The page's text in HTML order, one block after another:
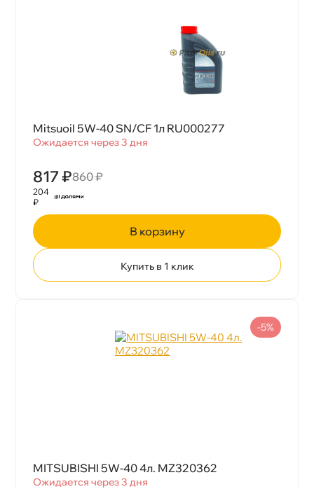
Mitsuoil 5W-40 SN/CF 1л RU000277
Ожидается через 3 дня
817 ₽860 ₽
204
₽
корзину
Купить в 1 клик
MITSUBISHI 5W-40 4л. MZ320362
Ожидается через 3 дня
-5%